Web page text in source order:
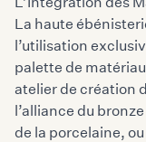
La haute
l’utilisation
palette de
atelier de création
l’alliance du
de la porcelaine,